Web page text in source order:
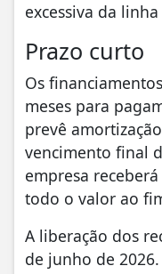
excessiva da
Prazo curto
Os
meses para
prevê
vencimento final
empresa
todo o valor ao
A liberação dos
de junho de 2026.